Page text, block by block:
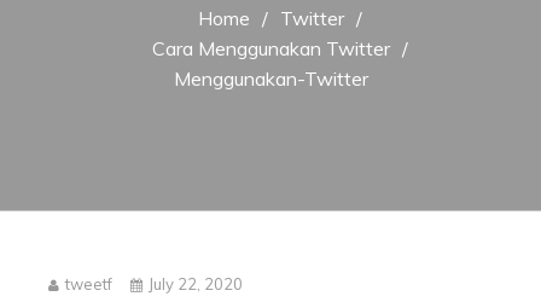
Home
Twitter
Cara Menggunakan Twitter
Menggunakan-Twitter
tweetf July 22, 2020